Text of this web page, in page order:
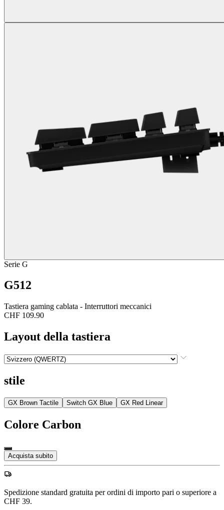
Serie G
G512
Tastiera gaming cablata - Interruttori meccanici
CHF 109.90
Layout della tastiera
stile
GX Brown Tactile Switch GX Blue GX Red Linear
Colore Carbon
Acquista subito
Spedizione standard gratuita per ordini di importo pari o superiore a
CHF 39.